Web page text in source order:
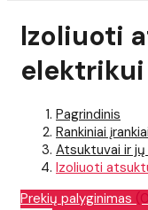
Izoliuoti
elektrikui
Pagrindinis
Rankiniai įrankiai
Atsuktuvai ir
Izoliuoti
Prekių palyginimas